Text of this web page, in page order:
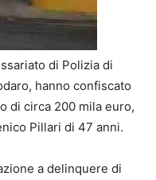
di Polizia di
hanno confiscato
di circa 200 mila euro,
Pillari di 47 anni.
a delinquere di